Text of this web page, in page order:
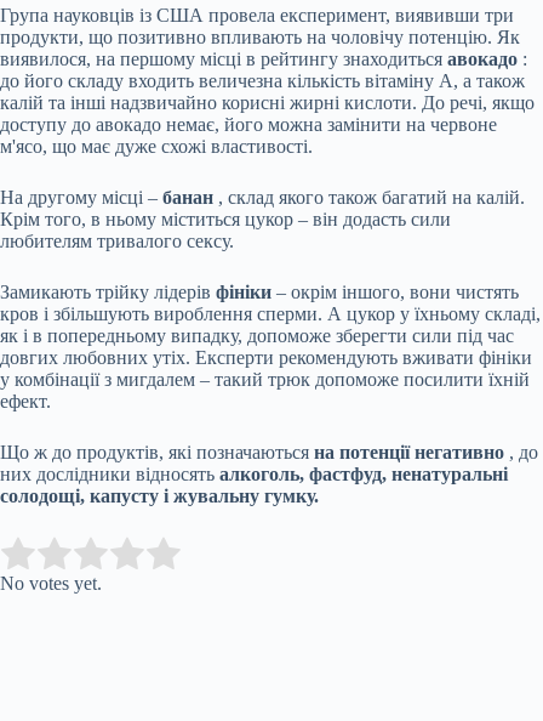
Група науковців із США провела експеримент, виявивши три
продукти, що позитивно впливають на чоловічу потенцію. Як
виявилося, на першому місці в рейтингу знаходиться авокадо :
до його складу входить величезна кількість вітаміну А, а також
калій та інші надзвичайно корисні жирні кислоти. До речі, якщо
доступу до авокадо немає, його можна замінити на червоне
м'ясо, що має дуже схожі властивості.
На другому місці – банан , склад якого також багатий на калій.
Крім того, в ньому міститься цукор – він додасть сили
любителям тривалого сексу.
Замикають трійку лідерів фініки – окрім іншого, вони чистять
кров і збільшують вироблення сперми. А цукор у їхньому складі,
як і в попередньому випадку, допоможе зберегти сили під час
довгих любовних утіх. Експерти рекомендують вживати фініки
у комбінації з мигдалем – такий трюк допоможе посилити їхній
ефект.
Що ж до продуктів, які позначаються на потенції негативно , до
них дослідники відносять алкоголь, фастфуд, ненатуральні
солодощі, капусту і жувальну гумку.
Rate this item:
No votes yet.